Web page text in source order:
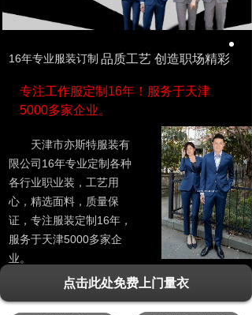
品质工艺 创造职场精彩
16年专业服装订制
专注工作服定制16年！服务于天津
5000多家企业。
天津市亦斯特服装有
限公司16年专业定制各种
各行业职业装，工艺用
心，精选面料，质量保
证，专注服装定制16年，
服务于天津5000多家企
业。
点击此处免费上门量衣